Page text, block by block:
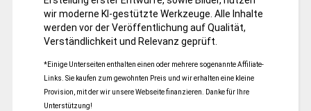
wir moderne KI-gestützte Werkzeuge. Alle Inhalte
werden vor der Veröffentlichung auf Qualität,
Verständlichkeit und Relevanz geprüft.
*Einige Unterseiten enthalten einen oder mehrere sogenannte Affiliate-
Links. Sie kaufen zum gewohnten Preis und wir erhalten eine kleine
Provision, mit der wir unsere Webseite finanzieren. Danke für Ihre
Unterstützung!